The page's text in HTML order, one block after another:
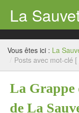
La
Accueil
Mairie
Vous êtes ici : La
/ Posts avec mot-clé [
La Grappe
de La